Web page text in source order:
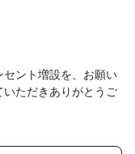
ただきありがとうご